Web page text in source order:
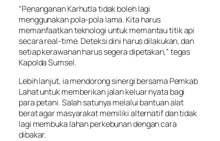
“Penanganan Karhutla tidak boleh lagi
menggunakan pola-pola lama. Kita harus
memanfaatkan teknologi untuk memantau titik api
secara real-time. Deteksi dini harus dilakukan, dan
setiap kerawanan harus segera dipetakan,” tegas
Kapolda Sumsel.
Lebih lanjut, ia mendorong sinergi bersama Pemkab
Lahat untuk memberikan jalan keluar nyata bagi
para petani. Salah satunya melalui bantuan alat
berat agar masyarakat memiliki alternatif dan tidak
lagi membuka lahan perkebunan dengan cara
dibakar.